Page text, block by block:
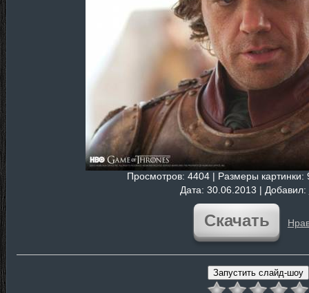
Просмотров: 4404 | Размеры картинки:
Дата: 30.06.2013 | Добавил:
Скачать